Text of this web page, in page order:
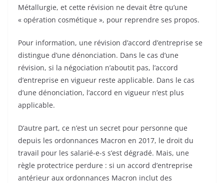
Métallurgie, et cette révision ne devait être qu’une
« opération cosmétique », pour reprendre ses propos.
Pour information, une révision d’accord d’entreprise se
distingue d’une dénonciation. Dans le cas d’une
révision, si la négociation n’aboutit pas, l’accord
d’entreprise en vigueur reste applicable. Dans le cas
d’une dénonciation, l’accord en vigueur n’est plus
applicable.
D’autre part, ce n’est un secret pour personne que
depuis les ordonnances Macron en 2017, le droit du
travail pour les salarié-e-s s’est dégradé. Mais, une
règle protectrice perdure : si un accord d’entreprise
antérieur aux ordonnances Macron inclut des